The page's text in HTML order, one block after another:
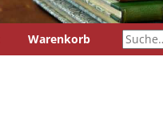
Warenkorb